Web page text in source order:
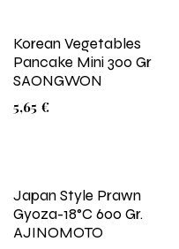
Korean Vegetables
Pancake Mini 300 Gr
SAONGWON
5,65 €
Japan Style Prawn
Gyoza-18°C 600 Gr.
AJINOMOTO